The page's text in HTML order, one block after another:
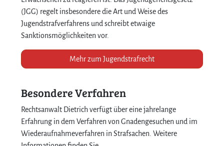
(JGG) regelt insbesondere die Art und Weise des
Jugendstrafverfahrens und schreibt etwaige
Sanktionsmöglichkeiten vor.
Mehr zum Jugendstrafrecht
Besondere Verfahren
Rechtsanwalt Dietrich verfügt über eine jahrelange
Erfahrung in dem Verfahren von Gnadengesuchen und im
Wiederaufnahmeverfahren in Strafsachen. Weitere